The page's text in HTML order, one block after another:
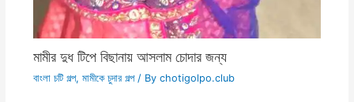
মামীর দুধ টিপে বিছানায় আসলাম চোদার জন্য
বাংলা চটি গল্প, মামীকে চুদার গল্প/ By chotigolpo.club